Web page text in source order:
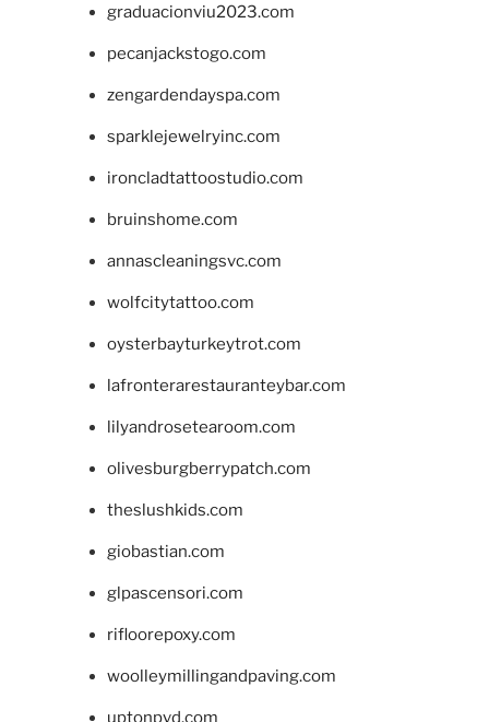
graduacionviu2023.com
pecanjackstogo.com
zengardendayspa.com
sparklejewelryinc.com
ironcladtattoostudio.com
bruinshome.com
annascleaningsvc.com
wolfcitytattoo.com
oysterbayturkeytrot.com
lafronterarestauranteybar.com
lilyandrosetearoom.com
olivesburgberrypatch.com
theslushkids.com
giobastian.com
glpascensori.com
rifloorepoxy.com
woolleymillingandpaving.com
uptonpvd.com